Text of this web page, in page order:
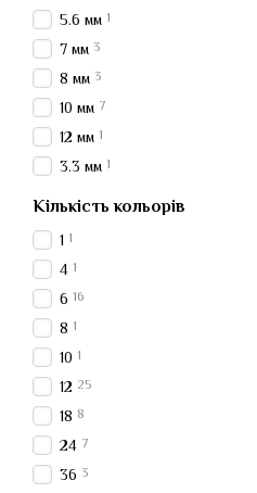
5.6 мм 1
7 мм 3
8 мм 3
10 мм 7
12 мм 1
3.3 мм 1
Кількість кольорів
1 1
4 1
6 16
8 1
10 1
12 25
18 8
24 7
36 3